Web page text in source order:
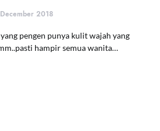
2018
pengen punya kulit wajah yang
hampir semua wanita…